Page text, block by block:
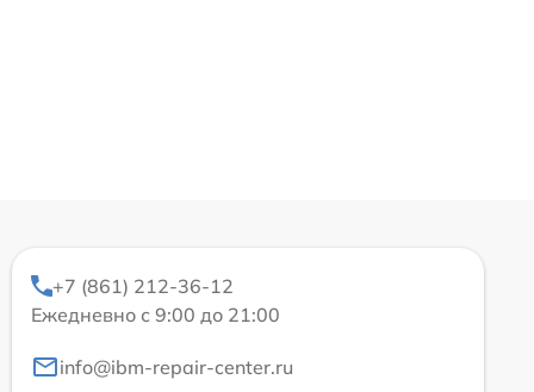
+7 (861) 212-36-12
Ежедневно с 9:00 до 21:00
info@ibm-repair-center.ru